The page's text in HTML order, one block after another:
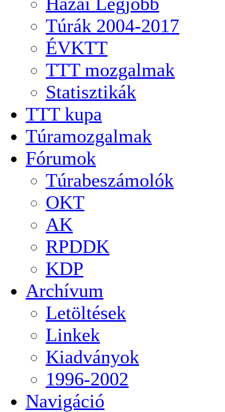
Túrák 2004-2017
ÉVKTT
TTT mozgalmak
Statisztikák
TTT kupa
Túramozgalmak
Fórumok
Túrabeszámolók
OKT
AK
RPDDK
KDP
Archívum
Letöltések
Linkek
Kiadványok
1996-2002
Navigáció